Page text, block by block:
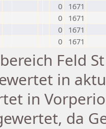
0
1671
0
1671
0
1671
0 1671
Feld
in
in
da